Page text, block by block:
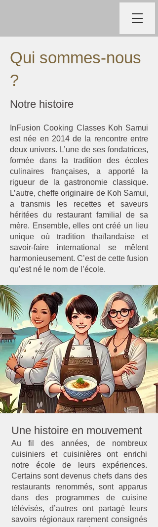
Qui sommes-nous
?
Notre histoire
InFusion Cooking Classes Koh Samui
est née en 2014 de la rencontre entre
deux univers. L’une de ses fondatrices,
formée dans la tradition des écoles
culinaires françaises, a apporté la
rigueur de la gastronomie classique.
L’autre, cheffe originaire de Koh Samui,
a transmis les recettes et saveurs
héritées du restaurant familial de sa
mère. Ensemble, elles ont créé un lieu
unique où tradition thaïlandaise et
savoir-faire international se mêlent
harmonieusement. C’est de cette fusion
qu’est né le nom de l’école.
Une histoire en mouvement
Au fil des années, de nombreux
cuisiniers et cuisinières ont enrichi
notre école de leurs expériences.
Certains sont devenus chefs dans des
restaurants renommés, sont apparus
dans des programmes de cuisine
télévisés, d’autres ont partagé leurs
savoirs régionaux rarement consignés